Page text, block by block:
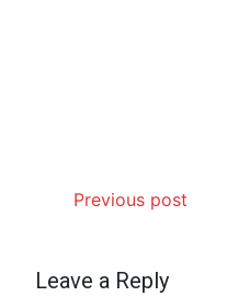
Previous post
Leave a Reply